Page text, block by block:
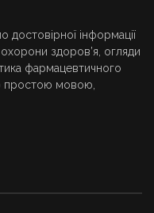
інформації
здоров’я, огляди
фармацевтичного
простою мовою,